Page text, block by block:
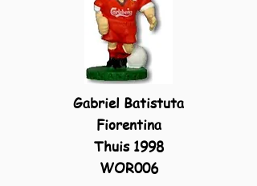
Gabriel Batistuta
Fiorentina
Thuis 1998
WOR006